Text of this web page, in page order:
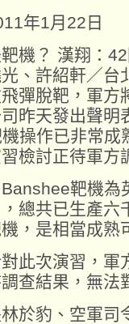
年1月22日
機？ 漢翔：
光、許紹軒／
彈脫靶，軍方
昨天發出聲明
操作已非常成
檢討正待軍方
靶機為
總共已生產
，是相當成熟
此次演習，軍
查結果，無法
於豹、空軍